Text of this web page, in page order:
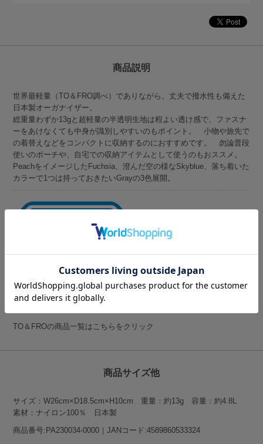
商品説明
世界最軽量（TO＆FRO調べ）でありながら、丈夫で撥水性も備えた
日本製オーガナイザー。
総重量わずか13gと超軽量の半透明生地は程よい透け感で、ファスナ
ーをあけなくても中身が識別しやすいのもポイント。 小物や旅先で
の着替えなどをコンパクトに収納するのにおすすめです。 勿論普段
使いのポーチや、自宅での収納アイテムとして使うのもおススメ。
PeachをイメージしたFuchsia、澄んだ空の様なSkyblue、落ち着いた
カラーで1つは持っておきたいGrayの3色展開。
日本3大繊維産地・石川県でテキスタイルの開発を続けている専門メ
ーカーKAJIGROUPが手掛けるTO＆FROは、旅の持ち物に最適な生
地の開発から取り組み、オリジナルのプロダクトを生み出していま
TO＆FROの商品一覧はこちらをクリック
商品サイズ他
サイズ：W26cm×D18.5cm×H10cm 重量：約13g 容量：約4.8L
素材：ナイロン100％ 日本製
商品番号:PA230034-0000｜JANコード:4589860533324